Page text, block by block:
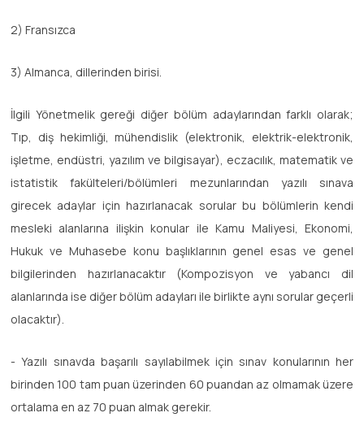
2) Fransızca
3) Almanca, dillerinden birisi.
İlgili Yönetmelik gereği diğer bölüm adaylarından farklı olarak;
Tıp, diş hekimliği, mühendislik (elektronik, elektrik-elektronik,
işletme, endüstri, yazılım ve bilgisayar), eczacılık, matematik ve
istatistik fakülteleri/bölümleri mezunlarından yazılı sınava
girecek adaylar için hazırlanacak sorular bu bölümlerin kendi
mesleki alanlarına ilişkin konular ile Kamu Maliyesi, Ekonomi,
Hukuk ve Muhasebe konu başlıklarının genel esas ve genel
bilgilerinden hazırlanacaktır (Kompozisyon ve yabancı dil
alanlarında ise diğer bölüm adayları ile birlikte aynı sorular geçerli
olacaktır).
- Yazılı sınavda başarılı sayılabilmek için sınav konularının her
birinden 100 tam puan üzerinden 60 puandan az olmamak üzere
ortalama en az 70 puan almak gerekir.